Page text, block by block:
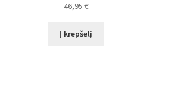
46,95 €
Į krepšelį